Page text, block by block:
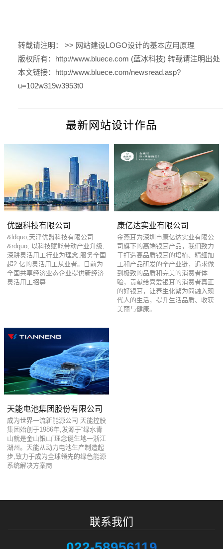
转载请注明： >> 网站建设LOGO设计的基本应用原理
版权所有： http://www.bluece.com (蓝冰科技) 转载请注明出处
本文链接： http://www.bluece.com/newsread.asp?
u=102w319w3953t0
最新网站设计作品
优盟科技有限公司
&ldquo;天津优盟科技有限公司
&rdquo; 以科技赋能带动产业升级,
深耕灵活用工行业为理念,服务全国
超2 亿的灵活用工从业者。目前为
全国共享经济业态企业提供新经济
灵活用工招募
康亿达实业有限公司
金燕耳为深圳市康亿达实业有限公
司旗下的高端银耳产品，我们致力
于打造高品质银耳的培植、精细加
工和产品研发的全产业链，追求做
到极致的品质和完美的消费者体
验，贡献给喜爱银耳的消费者真正
的好银耳，让养生化繁为简融入现
代人的生活，提升生活品质、收获
美丽与健康。
天能电池集团股份有限公司
成为世界一流新能源公司 天能控股
集团始创于1986年,发源于“绿水青
山就是金山银山”理念诞生地一浙江
湖州。天能从动力电池生产制造起
步,致力于成为全球领先的绿色能源
系统解决方案商
联系我们